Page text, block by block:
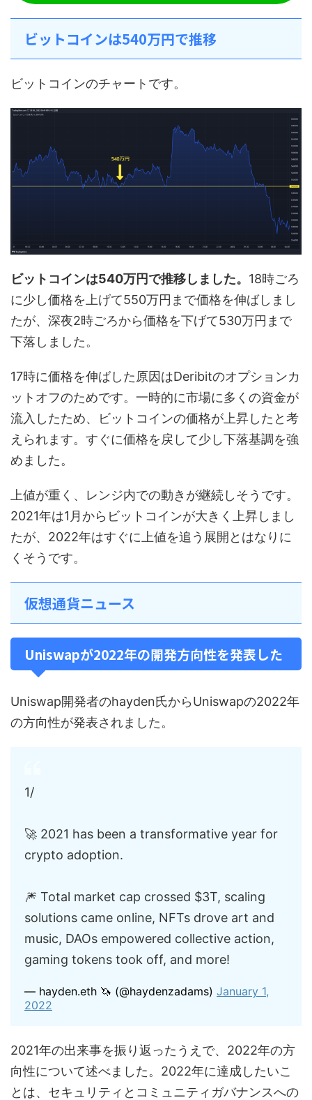
ビットコインは540万円で推移
ビットコインのチャートです。
ビットコインは540万円で推移しました。 18時ごろ
に少し価格を上げて550万円まで価格を伸ばしまし
たが、深夜2時ごろから価格を下げて530万円まで
下落しました。
17時に価格を伸ばした原因はDeribitのオプションカ
ットオフのためです。一時的に市場に多くの資金が
流入したため、ビットコインの価格が上昇したと考
えられます。すぐに価格を戻して少し下落基調を強
めました。
上値が重く、レンジ内での動きが継続しそうです。
2021年は1月からビットコインが大きく上昇しまし
たが、2022年はすぐに上値を追う展開とはなりに
くそうです。
仮想通貨ニュース
Uniswapが2022年の開発方向性を発表した
Uniswap開発者のhayden氏からUniswapの2022年
の方向性が発表されました。
1/
🚀 2021 has been a transformative year for
crypto adoption.
🎆 Total market cap crossed $3T, scaling
solutions came online, NFTs drove art and
music, DAOs empowered collective action,
gaming tokens took off, and more!
— hayden.eth 🦄 (@haydenzadams) January 1,
2022
2021年の出来事を振り返ったうえで、2022年の方
向性について述べました。2022年に達成したいこ
とは、セキュリティとコミュニティガバナンスへの